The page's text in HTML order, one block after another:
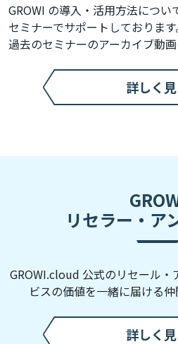
GROWI の導入・活用方法につい
セミナーでサポートしております
過去のセミナーのアーカイブ動画
詳しく
リセラー・ア
GROWI.cloud 公式のリセール・
ビスの価値を一緒に届ける仲
詳しく